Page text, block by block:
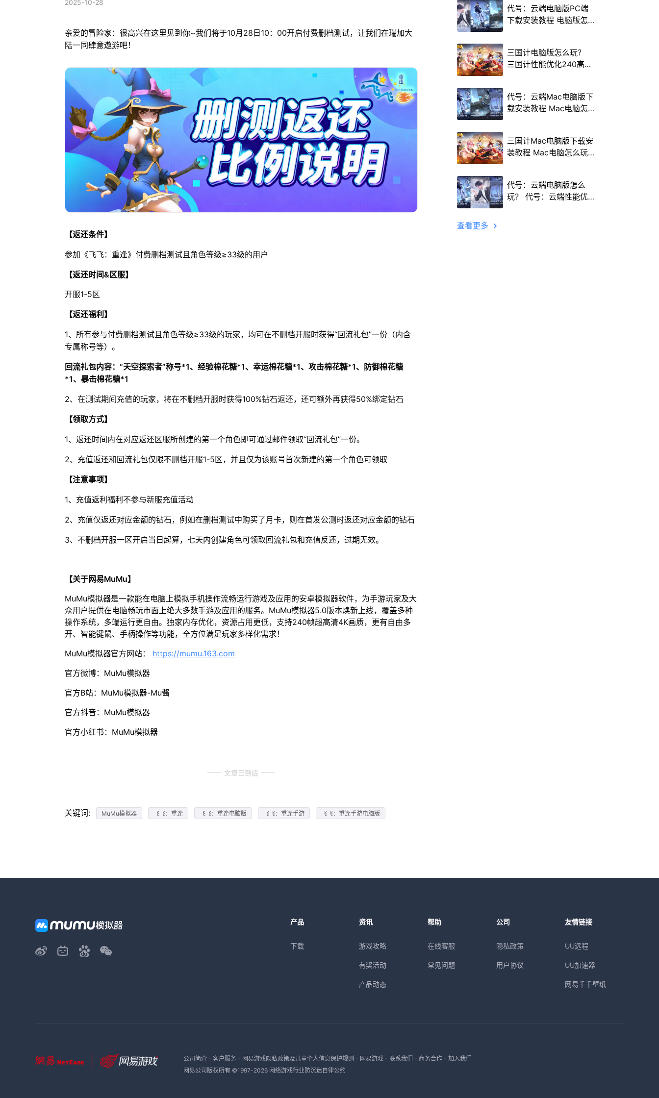
2025-10-28
亲爱的冒险家：很高兴在这里见到你~我们将于10月28日10：00开启付费删档测试，让我们在瑞加大
陆一同肆意遨游吧！
【返还条件】
参加《飞飞：重逢》付费删档测试且角色等级≥33级的用户
【返还时间&区服】
开服1-5区
【返还福利】
1、所有参与付费删档测试且角色等级≥33级的玩家，均可在不删档开服时获得“回流礼包”一份（内含
专属称号等）。
回流礼包内容：“天空探索者”称号*1、经验棉花糖*1、幸运棉花糖*1、攻击棉花糖*1、防御棉花糖
*1、暴击棉花糖*1
2、在测试期间充值的玩家，将在不删档开服时获得100%钻石返还，还可额外再获得50%绑定钻石
【领取方式】
1、返还时间内在对应返还区服所创建的第一个角色即可通过邮件领取“回流礼包”一份。
2、充值返还和回流礼包仅限不删档开服1-5区，并且仅为该账号首次新建的第一个角色可领取
【注意事项】
1、充值返利福利不参与新服充值活动
2、充值仅返还对应金额的钻石，例如在删档测试中购买了月卡，则在首发公测时返还对应金额的钻石
3、不删档开服一区开启当日起算，七天内创建角色可领取回流礼包和充值反还，过期无效。
【关于网易MuMu】
MuMu模拟器是一款能在电脑上模拟手机操作流畅运行游戏及应用的安卓模拟器软件，为手游玩家及大
众用户提供在电脑畅玩市面上绝大多数手游及应用的服务。MuMu模拟器5.0版本焕新上线，覆盖多种
操作系统，多端运行更自由。独家内存优化，资源占用更低，支持240帧超高清4K画质，更有自由多
开、智能键鼠、手柄操作等功能，全方位满足玩家多样化需求！
MuMu模拟器官方网站： https://mumu.163.com
官方微博：MuMu模拟器
官方B站：MuMu模拟器-Mu酱
官方抖音：MuMu模拟器
官方小红书：MuMu模拟器
文章已到底
关键词: MuMu模拟器 飞飞：重逢 飞飞：重逢电脑版 飞飞：重逢手游 飞飞：重逢手游电脑版
代号：云端电脑版PC端
下载安装教程 电脑版怎
三国计电脑版怎么玩？
三国计性能优化240高帧
代号：云端Mac电脑版下
载安装教程 Mac电脑怎
三国计Mac电脑版下载安
装教程 Mac电脑怎么玩
代号：云端电脑版怎么
玩？ 代号：云端性能优
查看更多
产品
下载
资讯
游戏攻略
有奖活动
产品动态
帮助
在线客服
常见问题
公司
隐私政策
用户协议
友情链接
UU远程
UU加速器
网易千千壁纸
公司简介- 客户服务- 网易游戏隐私政策及儿童个人信息保护规则 - 网易游戏- 联系我们 - 商务合作- 加入我们
网易公司版权所有 ©1997-2026 网络游戏行业防沉迷自律公约